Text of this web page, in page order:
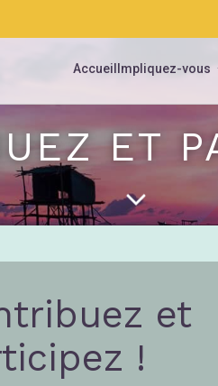
Accueil Impliquez-vous
ET
et
!